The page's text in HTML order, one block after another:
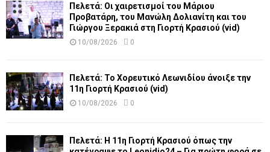
Πελετά: Οι χαιρετισμοί του Μάριου
Προβατάρη, του Μανώλη Δολιανίτη και του
Γιώργου Ξερακιά στη Γιορτή Κρασιού (vid)
10/08/2026 0
Πελετά: Το Χορευτικό Λεωνιδίου άνοιξε την
11η Γιορτή Κρασιού (vid)
10/08/2026 0
Πελετά: Η 11η Γιορτή Κρασιού όπως την